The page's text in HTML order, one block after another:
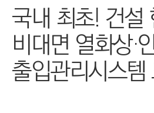
국내 최초! 건설
비대면 열화상·
출입관리시스템